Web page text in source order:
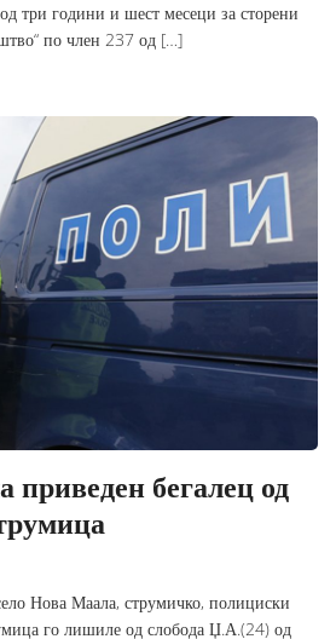
три години и шест месеци за сторени
по член 237 од […]
бегалец од
Нова Маала, струмичко, полициски
го лишиле од слобода Џ.А.(24) од